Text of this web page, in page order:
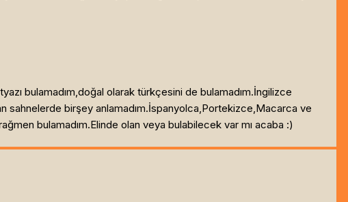
bulamadım,doğal olarak türkçesini de bulamadım.İngilizce
sahnelerde birşey anlamadım.İspanyolca,Portekizce,Macarca ve
bulamadım.Elinde olan veya bulabilecek var mı acaba :)